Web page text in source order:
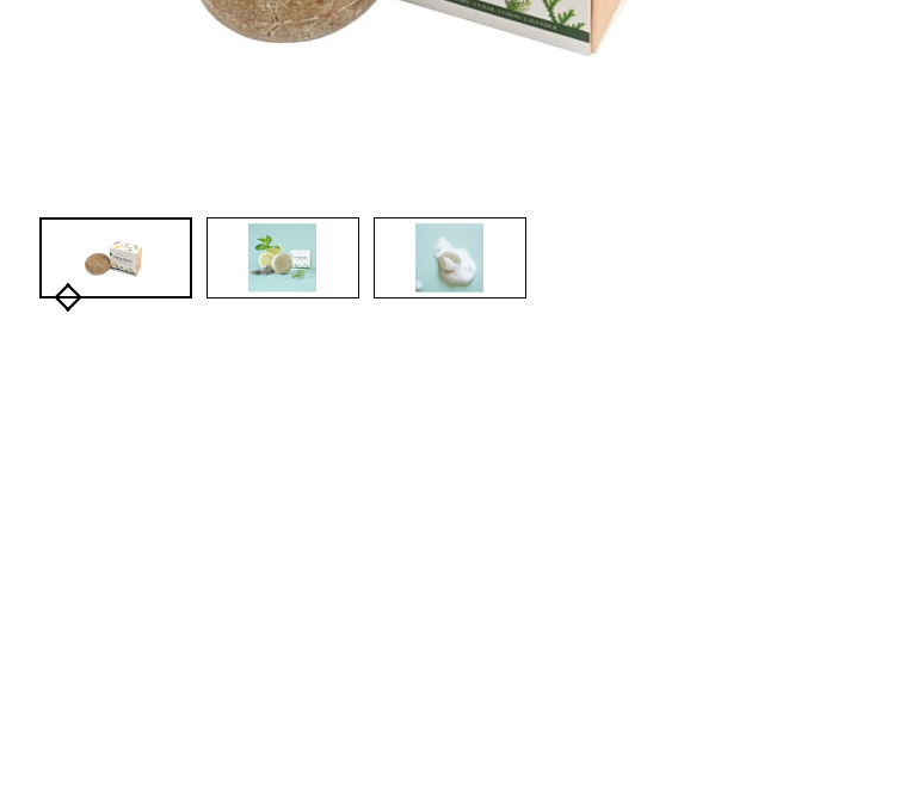
CREARE UN ACCOUNT